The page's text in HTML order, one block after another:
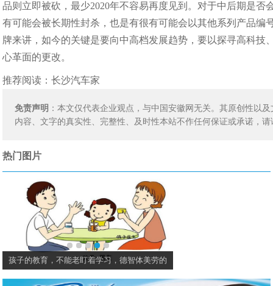
品则立即被砍，最少2020年不容易再度见到。对于中后期是
有可能会被长期性封杀，也是有很有可能会以其他系列产品编
牌来讲，如今的关键是要向中高档发展趋势，要以探寻高科
心革面的更改。
推荐阅读：长沙汽车家
免责声明 ：本文仅代表企业观点，与中国安徽网无关。其原创性以
内容、文字的真实性、完整性、及时性本站不作任何保证或承诺，
热门图片
的 孩子学英语，别掉进了教育误区，流利的口语